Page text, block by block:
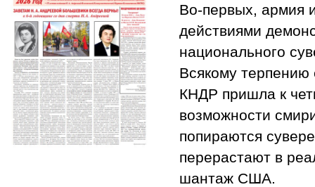
Во-первых, армия
действиями
национального
Всякому терпению
КНДР пришла к
возможности
попираются
перерастают в
шантаж США.